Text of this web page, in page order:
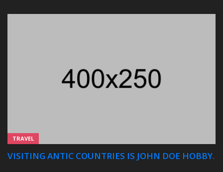
TRAVEL
VISITING ANTIC COUNTRIES IS JOHN DOE HOBBY.